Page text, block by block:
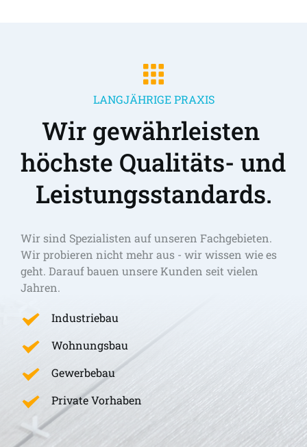
LANGJÄHRIGE PRAXIS
Wir gewährleisten
höchste Qualitäts- und
Leistungsstandards.
Wir sind Spezialisten auf unseren Fachgebieten.
Wir probieren nicht mehr aus - wir wissen wie es
geht. Darauf bauen unsere Kunden seit vielen
Jahren.
Industriebau
Wohnungsbau
Gewerbebau
Private Vorhaben